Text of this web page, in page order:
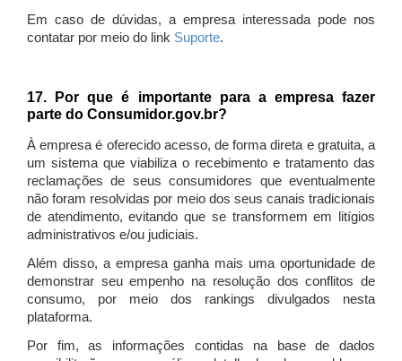
Em caso de dúvidas, a empresa interessada pode nos
contatar por meio do link Suporte.
17. Por que é importante para a empresa fazer
parte do Consumidor.gov.br?
À empresa é oferecido acesso, de forma direta e gratuita, a
um sistema que viabiliza o recebimento e tratamento das
reclamações de seus consumidores que eventualmente
não foram resolvidas por meio dos seus canais tradicionais
de atendimento, evitando que se transformem em litígios
administrativos e/ou judiciais.
Além disso, a empresa ganha mais uma oportunidade de
demonstrar seu empenho na resolução dos conflitos de
consumo, por meio dos rankings divulgados nesta
plataforma.
Por fim, as informações contidas na base de dados